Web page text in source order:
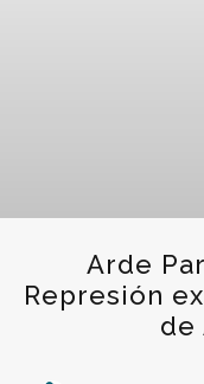
Arde
Represión
de